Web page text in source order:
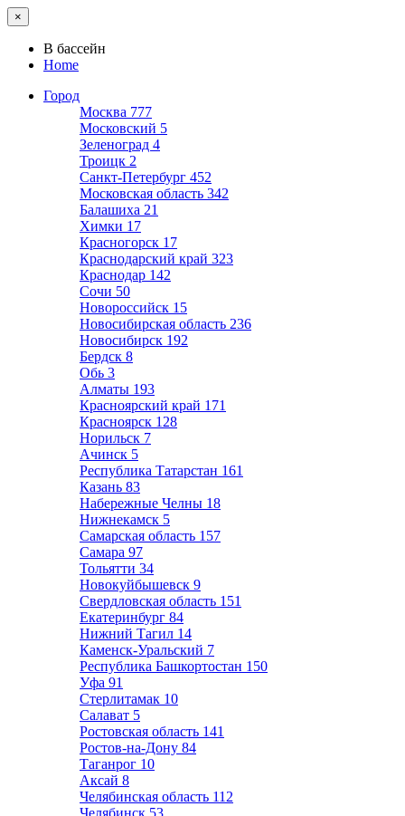
×
В бассейн
Home
Город
Москва 777
Московский 5
Зеленоград 4
Троицк 2
Санкт-Петербург 452
Московская область 342
Балашиха 21
Химки 17
Красногорск 17
Краснодарский край 323
Краснодар 142
Сочи 50
Новороссийск 15
Новосибирская область 236
Новосибирск 192
Бердск 8
Обь 3
Алматы 193
Красноярский край 171
Красноярск 128
Норильск 7
Ачинск 5
Республика Татарстан 161
Казань 83
Набережные Челны 18
Нижнекамск 5
Самарская область 157
Самара 97
Тольятти 34
Новокуйбышевск 9
Свердловская область 151
Екатеринбург 84
Нижний Тагил 14
Каменск-Уральский 7
Республика Башкортостан 150
Уфа 91
Стерлитамак 10
Салават 5
Ростовская область 141
Ростов-на-Дону 84
Таганрог 10
Аксай 8
Челябинская область 112
Челябинск 53